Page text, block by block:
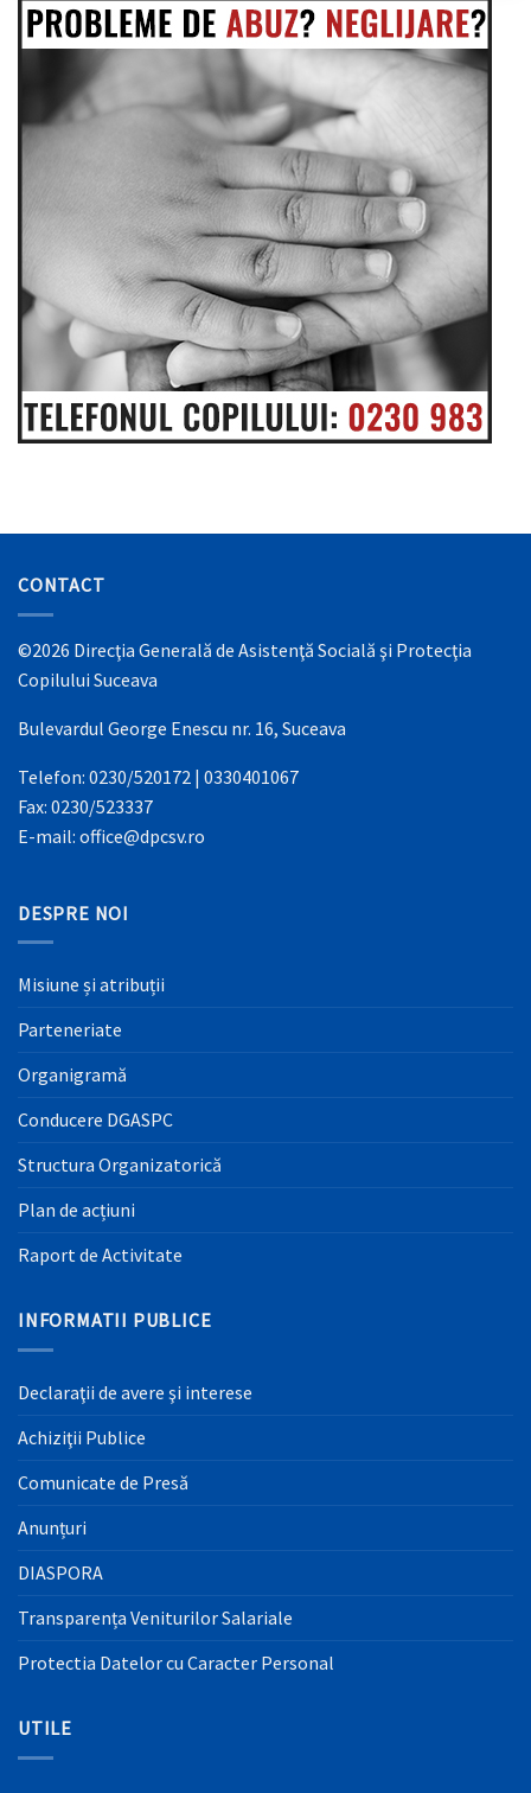
CONTACT
©2026 Direcţia Generală de Asistenţă Socială şi Protecţia
Copilului Suceava
Bulevardul George Enescu nr. 16, Suceava
Telefon: 0230/520172 | 0330401067
Fax: 0230/523337
E-mail: office@dpcsv.ro
DESPRE NOI
Misiune și atribuții
Parteneriate
Organigramă
Conducere DGASPC
Structura Organizatorică
Plan de acțiuni
Raport de Activitate
INFORMATII PUBLICE
Declaraţii de avere şi interese
Achiziţii Publice
Comunicate de Presă
Anunțuri
DIASPORA
Transparența Veniturilor Salariale
Protectia Datelor cu Caracter Personal
UTILE